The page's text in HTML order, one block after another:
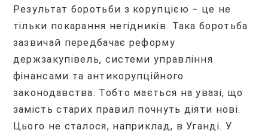
Результат боротьби з корупцією − це не
тільки покарання негідників. Така боротьба
зазвичай передбачає реформу
держзакупівель, системи управління
фінансами та антикорупційного
законодавства. Тобто мається на увазі, що
замість старих правил почнуть діяти нові.
Цього не сталося, наприклад, в Уганді. У